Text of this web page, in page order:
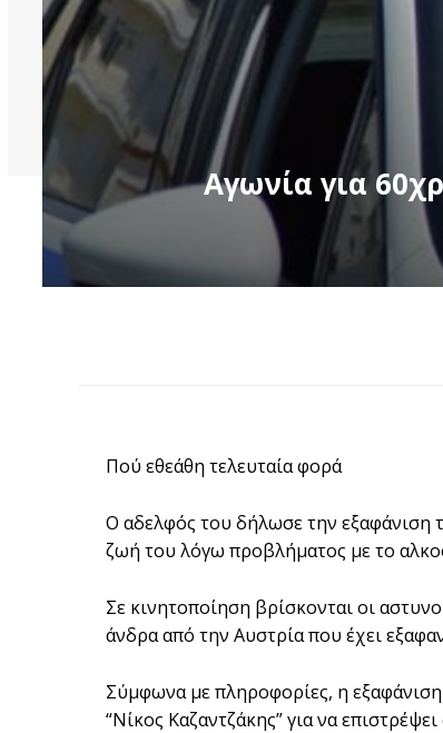
Αγωνία για
Πού εθεάθη τελευταία φορά
Ο αδελφός του δήλωσε την εξαφάνιση
ζωή του λόγω προβλήματος με το
Σε κινητοποίηση βρίσκονται οι
άνδρα από την Αυστρία που έχει
Σύμφωνα με πληροφορίες, η
“Νίκος Καζαντζάκης” για να